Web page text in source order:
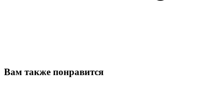
Вам также понравится